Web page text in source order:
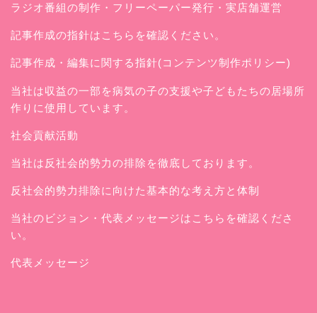
ラジオ番組の制作・フリーペーパー発行・実店舗運営
記事作成の指針はこちらを確認ください。
記事作成・編集に関する指針(コンテンツ制作ポリシー)
当社は収益の一部を病気の子の支援や子どもたちの居場所
作りに使用しています。
社会貢献活動
当社は反社会的勢力の排除を徹底しております。
反社会的勢力排除に向けた基本的な考え方と体制
当社のビジョン・代表メッセージはこちらを確認くださ
い。
代表メッセージ